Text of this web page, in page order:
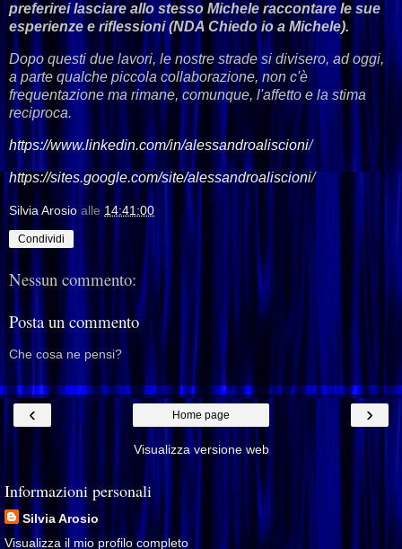
preferirei lasciare allo stesso Michele raccontare le sue
esperienze e riflessioni (NDA Chiedo io a Michele).
Dopo questi due lavori, le nostre strade si divisero, ad oggi,
a parte qualche piccola collaborazione, non c'è
frequentazione ma rimane, comunque, l'affetto e la stima
reciproca.
https://www.linkedin.com/in/alessandroaliscioni/
https://sites.google.com/site/alessandroaliscioni/
Silvia Arosio alle 14:41:00
Condividi
Nessun commento:
Posta un commento
Che cosa ne pensi?
‹ ›
Home page
Visualizza versione web
Informazioni personali
Silvia Arosio
Visualizza il mio profilo completo